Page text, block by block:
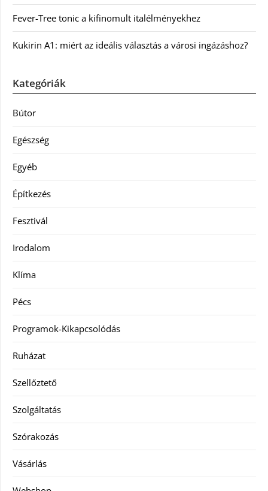
Fever-Tree tonic a kifinomult italélményekhez
Kukirin A1: miért az ideális választás a városi ingázáshoz?
Kategóriák
Bútor
Egészség
Egyéb
Építkezés
Fesztivál
Irodalom
Klíma
Pécs
Programok-Kikapcsolódás
Ruházat
Szellőztető
Szolgáltatás
Szórakozás
Vásárlás